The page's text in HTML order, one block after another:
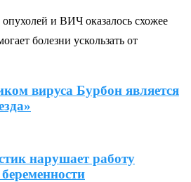
и ВИЧ оказалось схожее
болезни ускользать от
вируса Бурбон является
нарушает работу